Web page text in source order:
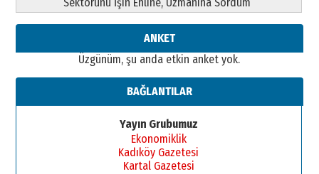
ANKET
Üzgünüm, şu anda etkin anket yok.
BAĞLANTILAR
Yayın Grubumuz
Ekonomiklik
Kadıköy Gazetesi
Kartal Gazetesi